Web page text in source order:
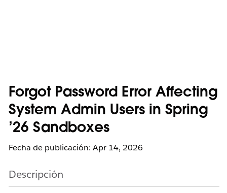
Forgot Password Error Affecting
System Admin Users in Spring
’26 Sandboxes
Fecha de publicación: Apr 14, 2026
Descripción